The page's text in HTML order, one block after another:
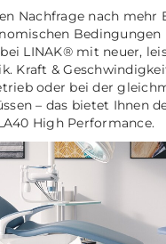
Nachfrage nach mehr
LINAK® mit neuer,
Kraft &
oder bei der
– das bietet Ihnen
High Performance.